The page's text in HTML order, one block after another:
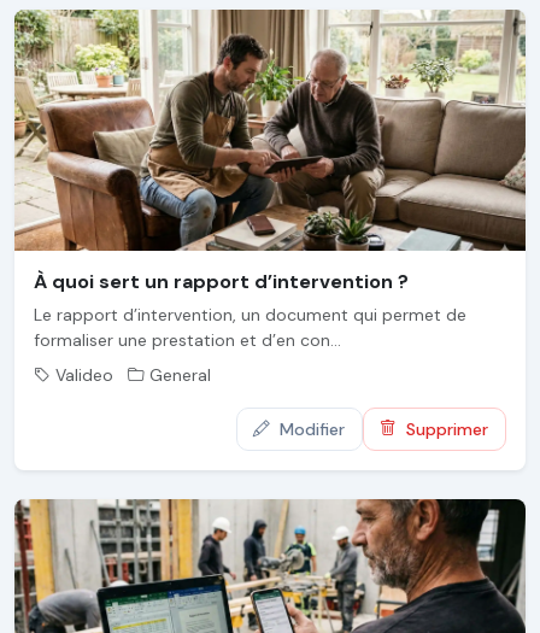
À quoi sert un rapport d’intervention ?
Le rapport d’intervention, un document qui permet de
formaliser une prestation et d’en con...
Valideo
General
Modifier Supprimer